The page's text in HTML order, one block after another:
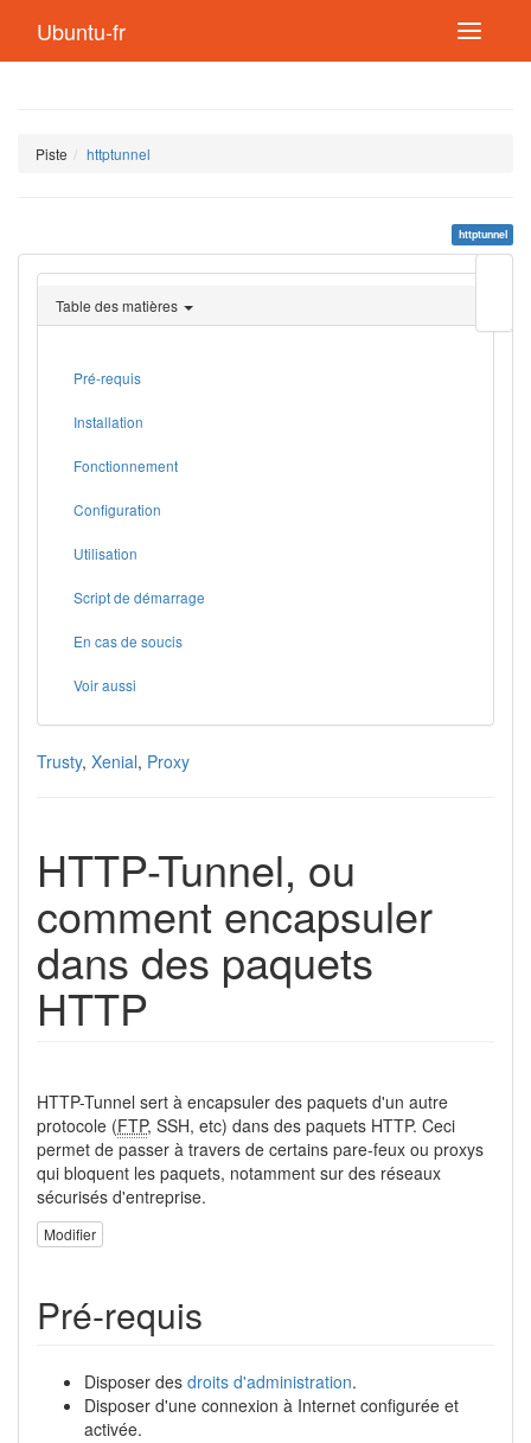
Ubuntu-fr
Piste httptunnel
httptunnel
page
Table des matières
Pré-requis
Installation
Fonctionnement
Configuration
Utilisation
Script de démarrage
En cas de soucis
Voir aussi
Trusty, Xenial, Proxy
HTTP-Tunnel, ou
comment encapsuler
dans des paquets
HTTP
HTTP-Tunnel sert à encapsuler des paquets d'un autre
protocole (FTP, SSH, etc) dans des paquets HTTP. Ceci
permet de passer à travers de certains pare-feux ou proxys
qui bloquent les paquets, notamment sur des réseaux
sécurisés d'entreprise.
Modifier
Pré-requis
Disposer des droits d'administration.
Disposer d'une connexion à Internet configurée et
activée.